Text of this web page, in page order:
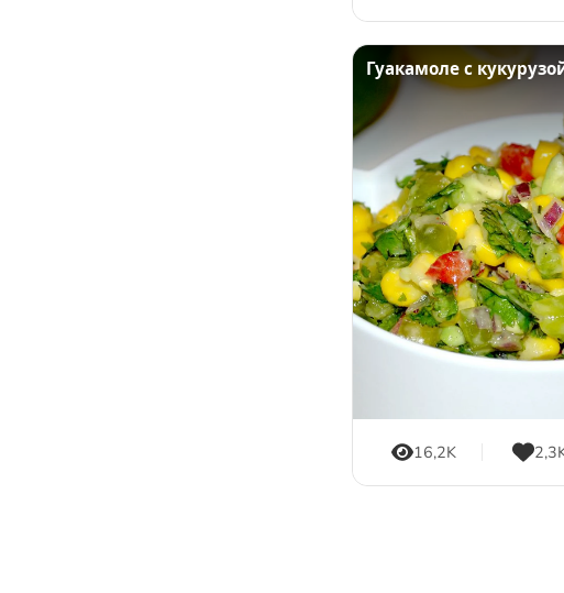
Гуакамоле с
16,2K